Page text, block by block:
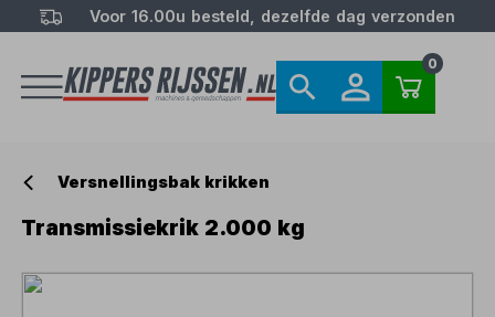
Voor 16.00u besteld, dezelfde dag verzonden
0
Versnellingsbak krikken
Transmissiekrik 2.000 kg